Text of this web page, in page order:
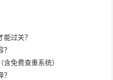
过关？
免费查重系统）